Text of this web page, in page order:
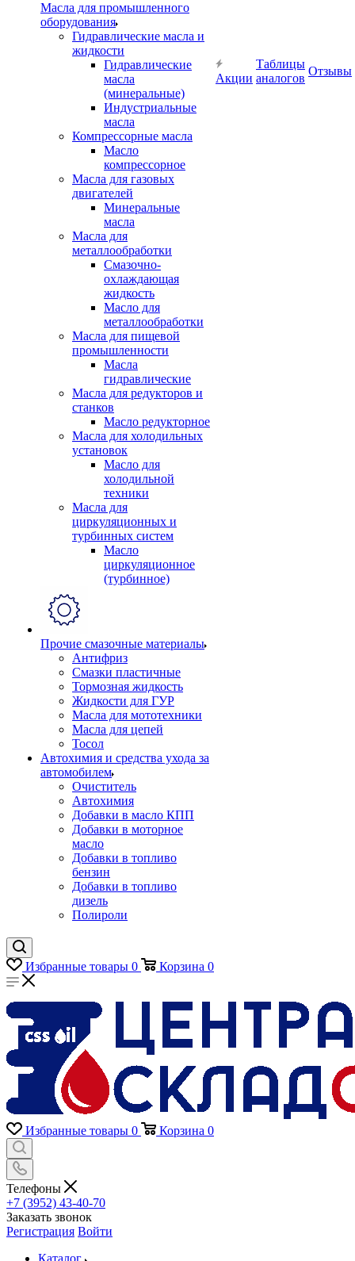
Масла для промышленного
оборудования
Гидравлические масла и
жидкости
Гидравлические
масла
(минеральные)
Индустриальные
масла
Компрессорные масла
Масло
компрессорное
Масла для газовых
двигателей
Минеральные
масла
Масла для
металлообработки
Смазочно-
охлаждающая
жидкость
Масло для
металлообработки
Масла для пищевой
промышленности
Масла
гидравлические
Масла для редукторов и
станков
Масло редукторное
Масла для холодильных
установок
Масло для
холодильной
техники
Масла для
циркуляционных и
турбинных систем
Масло
циркуляционное
(турбинное)
Прочие смазочные материалы
Антифриз
Смазки пластичные
Тормозная жидкость
Жидкости для ГУР
Масла для мототехники
Масла для цепей
Тосол
Автохимия и средства ухода за
автомобилем
Очиститель
Автохимия
Добавки в масло КПП
Добавки в моторное
масло
Добавки в топливо
бензин
Добавки в топливо
дизель
Полироли
Акции
Таблицы
аналогов
Отзывы
Избранные товары 0 Корзина 0
Избранные товары 0 Корзина 0
Телефоны
+7 (3952) 43-40-70
Заказать звонок
Регистрация Войти
Каталог